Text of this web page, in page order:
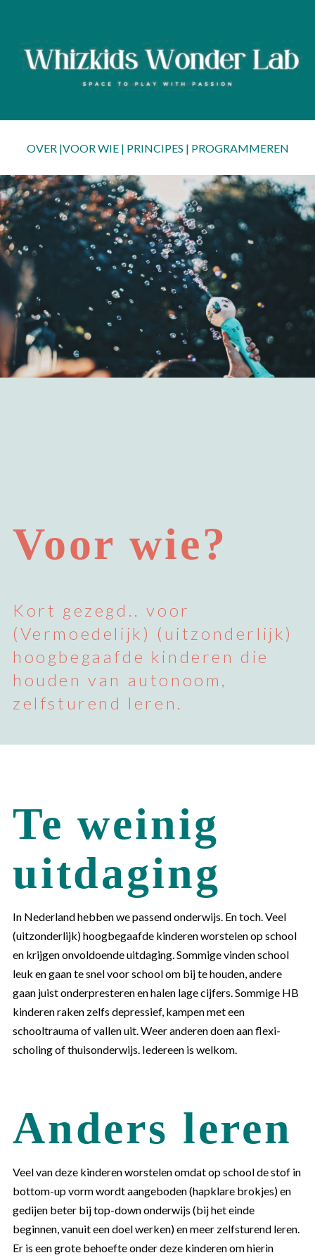
OVER |VOOR WIE| PRINCIPES | PROGRAMMEREN
Voor wie?
Kort gezegd.. voor
(Vermoedelijk) (uitzonderlijk)
hoogbegaafde kinderen die
houden van autonoom,
zelfsturend leren.
Te weinig
uitdaging
In Nederland hebben we passend onderwijs. En toch. Veel
(uitzonderlijk) hoogbegaafde kinderen worstelen op school
en krijgen onvoldoende uitdaging. Sommige vinden school
leuk en gaan te snel voor school om bij te houden, andere
gaan juist onderpresteren en halen lage cijfers. Sommige HB
kinderen raken zelfs depressief, kampen met een
schooltrauma of vallen uit. Weer anderen doen aan flexi-
scholing of thuisonderwijs. Iedereen is welkom.
Anders leren
Veel van deze kinderen worstelen omdat op school de stof in
bottom-up vorm wordt aangeboden (hapklare brokjes) en
gedijen beter bij top-down onderwijs (bij het einde
beginnen, vanuit een doel werken) en meer zelfsturend leren.
Er is een grote behoefte onder deze kinderen om hierin